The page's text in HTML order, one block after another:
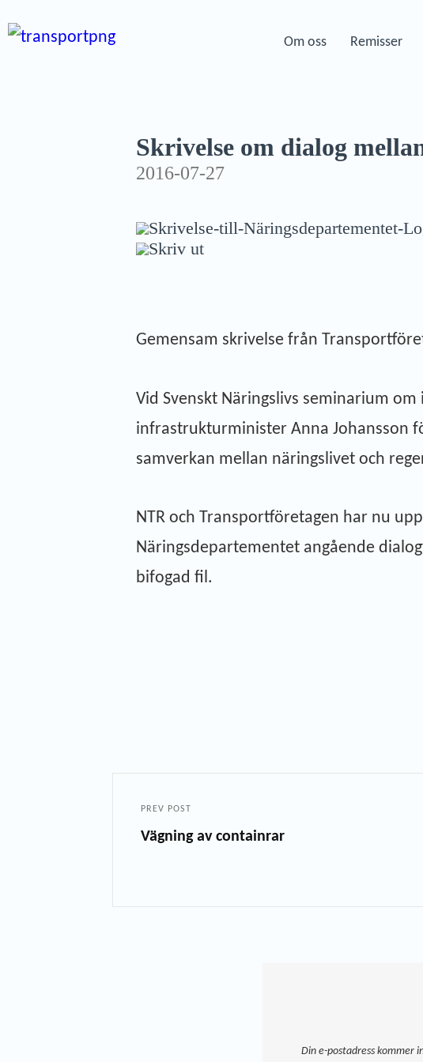
Om oss Remisser
Skrivelse om dialog
2016-07-27
Skrivelse-till-Näringsdepartementet-
Skriv ut
Gemensam skrivelse från
Vid Svenskt Näringslivs seminarium
infrastrukturminister Anna Johansson
samverkan mellan näringslivet och
NTR och Transportföretagen har nu
Näringsdepartementet angående
bifogad fil.
PREV POST
Vägning av containrar
Din e-postadress kommer